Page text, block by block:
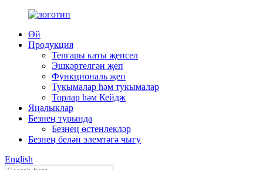
Өй
Продукция
Tenгары каты җепсел
Эшкәртелгән җеп
Функциональ җеп
Тукымалар һәм тукымалар
Торлар һәм Кейдж
Яңалыклар
Безнең турында
Безнең өстенлекләр
Безнең белән элемтәгә чыгу
English